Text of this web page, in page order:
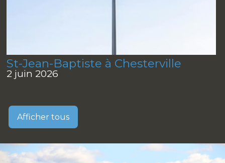
St-Jean-Baptiste à Chesterville
2 juin 2026
Afficher tous